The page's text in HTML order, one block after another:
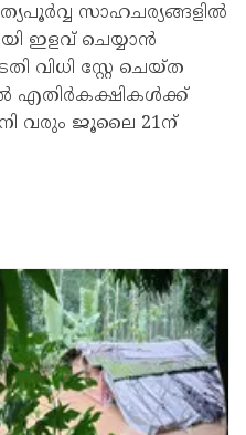
സാഹചര്യങ്ങളിൽ
ഇളവ് ചെയ്യാൻ
സ്റ്റേ ചെയ്ത
എതിർകക്ഷികൾക്ക്
വരും ജൂലൈ 21ന്